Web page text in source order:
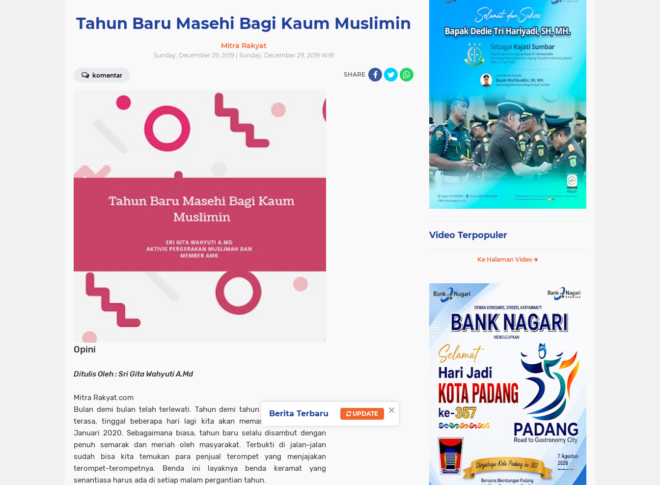
Tahun Baru Masehi Bagi Kaum Muslimin
Mitra Rakyat
Sunday, December 29, 2019 | Sunday, December 29, 2019 WIB
komentar SHARE
Opini
Ditulis Oleh : Sri Gita Wahyuti A.Md
Mitra Rakyat.com
Bulan demi bulan telah terlewati. Tahun demi tahun pun berlalu. Tidak
terasa, tinggal beberapa hari lagi kita akan memasuki tahun baru 1
Januari 2020. Sebagaimana biasa, tahun baru selalu disambut dengan
penuh semarak dan meriah oleh masyarakat. Terbukti di jalan-jalan
sudah bisa kita temukan para penjual terompet yang menjajakan
terompet-terompetnya. Benda ini layaknya benda keramat yang
senantiasa harus ada di setiap malam pergantian tahun.
Video Terpopuler
Ke Halaman Video
×
Berita Terbaru UPDATE